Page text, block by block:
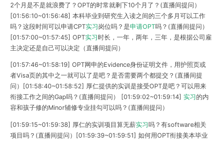
2个月是不是就浪费了？OPT的时常就剩下10个月了？(直播间提问）
[01:56:10~01:56:48] 本科毕业到研究生入读之间的三个多月可以工作
吗？这段时间可以申请CPT实习 岗位吗？是申请OPT吗？(直播间提问）
[01:57:00~01:57:45] OPT实习时长，一年，两年，三年，是根据公司雇
主决定还是自己可以决定（直播间提问）
[01:57:46~01:58:19] OPT网申的Evidence身份证明文件，用护照页或
者Visa页的其中之一就可以了是吧？是否需要两个都提交？(直播间提
问）[01:58:40~01:58:52] 厚仁提供的实训是接受OPT是吧？可以用来
衔接工作之间的Gap吗？(直播间提问） [01:59:02~01:59:14] 实习 的内
容和孩子修的Minor辅修专业挂勾可以吗？(直播间提问）
[01:59:15~01:59:38] 厚仁的实训项目算无薪实习吗？有software相关
项目吗？(直播间提问）[01:59:39~01:59:51] 如何用OPT衔接美本毕业